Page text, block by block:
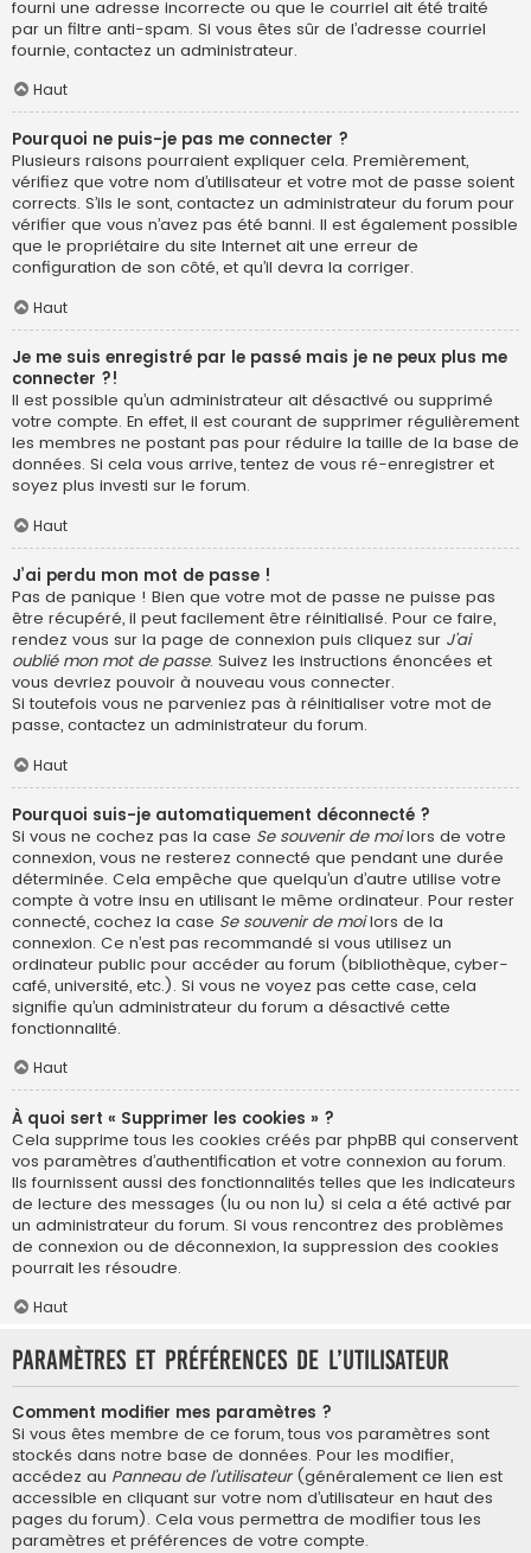
fourni une adresse incorrecte ou que le courriel ait été traité
par un filtre anti-spam. Si vous êtes sûr de l’adresse courriel
fournie, contactez un administrateur.
Haut
Pourquoi ne puis-je pas me connecter ?
Plusieurs raisons pourraient expliquer cela. Premièrement,
vérifiez que votre nom d’utilisateur et votre mot de passe soient
corrects. S’ils le sont, contactez un administrateur du forum pour
vérifier que vous n’avez pas été banni. Il est également possible
que le propriétaire du site Internet ait une erreur de
configuration de son côté, et qu’il devra la corriger.
Haut
Je me suis enregistré par le passé mais je ne peux plus me
connecter ?!
Il est possible qu’un administrateur ait désactivé ou supprimé
votre compte. En effet, il est courant de supprimer régulièrement
les membres ne postant pas pour réduire la taille de la base de
données. Si cela vous arrive, tentez de vous ré-enregistrer et
soyez plus investi sur le forum.
Haut
J’ai perdu mon mot de passe !
Pas de panique ! Bien que votre mot de passe ne puisse pas
être récupéré, il peut facilement être réinitialisé. Pour ce faire,
rendez vous sur la page de connexion puis cliquez sur J’ai
oublié mon mot de passe. Suivez les instructions énoncées et
vous devriez pouvoir à nouveau vous connecter.
Si toutefois vous ne parveniez pas à réinitialiser votre mot de
passe, contactez un administrateur du forum.
Haut
Pourquoi suis-je automatiquement déconnecté ?
Si vous ne cochez pas la case Se souvenir de moilors de votre
connexion, vous ne resterez connecté que pendant une durée
déterminée. Cela empêche que quelqu’un d’autre utilise votre
compte à votre insu en utilisant le même ordinateur. Pour rester
connecté, cochez la case Se souvenir de moilors de la
connexion. Ce n’est pas recommandé si vous utilisez un
ordinateur public pour accéder au forum (bibliothèque, cyber-
café, université, etc.). Si vous ne voyez pas cette case, cela
signifie qu’un administrateur du forum a désactivé cette
fonctionnalité.
Haut
À quoi sert « Supprimer les cookies » ?
Cela supprime tous les cookies créés par phpBB qui conservent
vos paramètres d’authentification et votre connexion au forum.
Ils fournissent aussi des fonctionnalités telles que les indicateurs
de lecture des messages (lu ou non lu) si cela a été activé par
un administrateur du forum. Si vous rencontrez des problèmes
de connexion ou de déconnexion, la suppression des cookies
pourrait les résoudre.
Haut
Paramètres et préférences de l’utilisateur
Comment modifier mes paramètres ?
Si vous êtes membre de ce forum, tous vos paramètres sont
stockés dans notre base de données. Pour les modifier,
accédez au Panneau de l’utilisateur(généralement ce lien est
accessible en cliquant sur votre nom d’utilisateur en haut des
pages du forum). Cela vous permettra de modifier tous les
paramètres et préférences de votre compte.